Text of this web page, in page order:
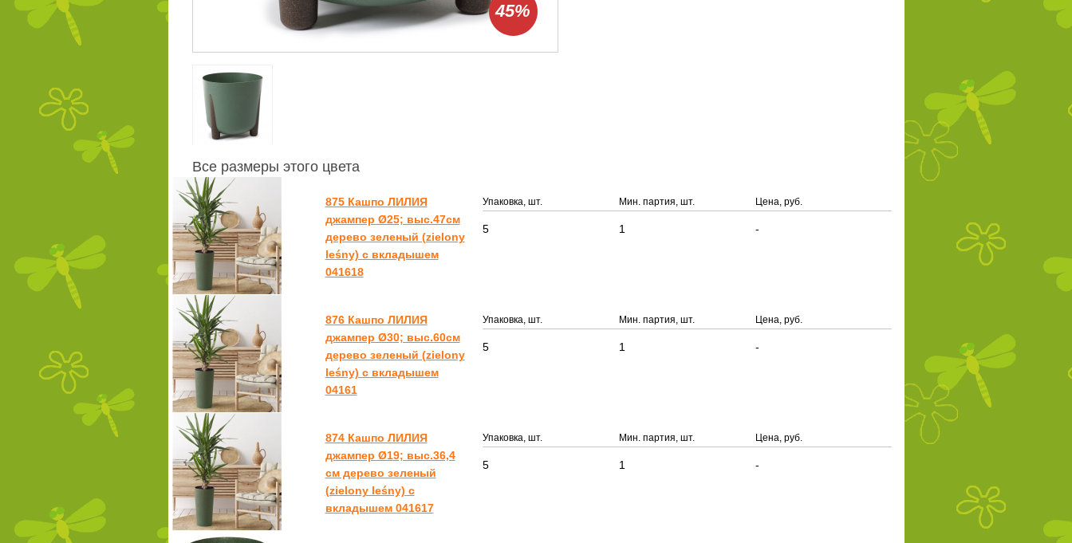
45%
Все размеры этого цвета
875 Кашпо ЛИЛИЯ
джампер Ø25; выс.47см
дерево зеленый (zielony
leśny) с вкладышем
041618
Упаковка, шт. Мин. партия, шт. Цена, руб.
5 1 -
876 Кашпо ЛИЛИЯ
джампер Ø30; выс.60см
дерево зеленый (zielony
leśny) с вкладышем
04161
Упаковка, шт. Мин. партия, шт. Цена, руб.
5 1 -
874 Кашпо ЛИЛИЯ
джампер Ø19; выс.36,4
см дерево зеленый
(zielony leśny) с
вкладышем 041617
Упаковка, шт. Мин. партия, шт. Цена, руб.
5 1 -